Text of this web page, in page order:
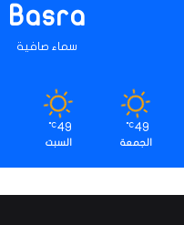
Basra
سماء صافية
49
℃
الجمعة
49
℃
السبت